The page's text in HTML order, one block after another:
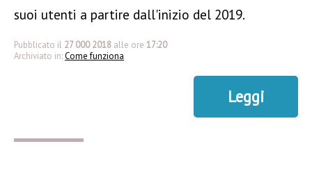
suoi utenti a partire dall'inizio del 2019.
Pubblicato il 27 000 2018 alle ore 17:20
Archiviato in:Come funziona
Leggi